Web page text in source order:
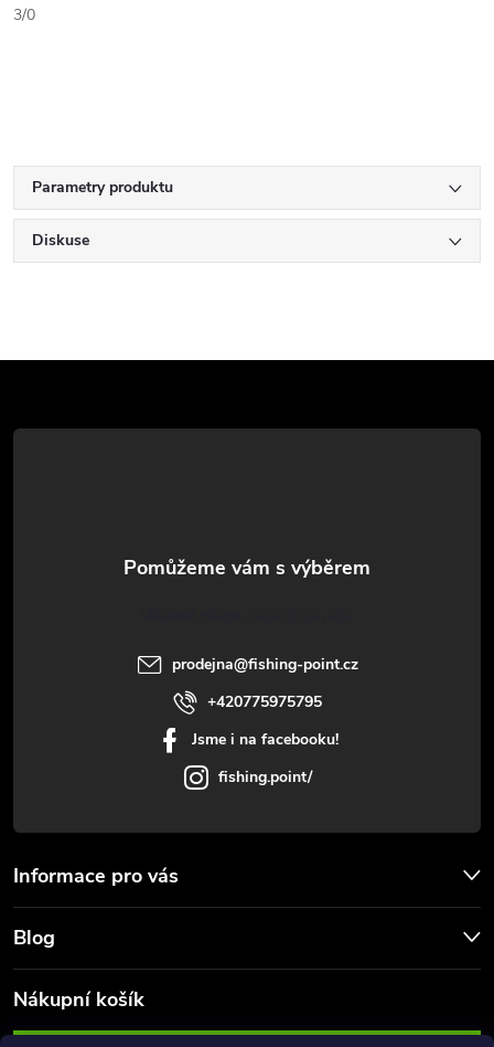
3/0
Parametry produktu
Diskuse
á
prodejna@fishing-point.cz
+420775975795
Jsme i na facebooku!
fishing.point/
Informace pro vás
Blog
Nákupní košík